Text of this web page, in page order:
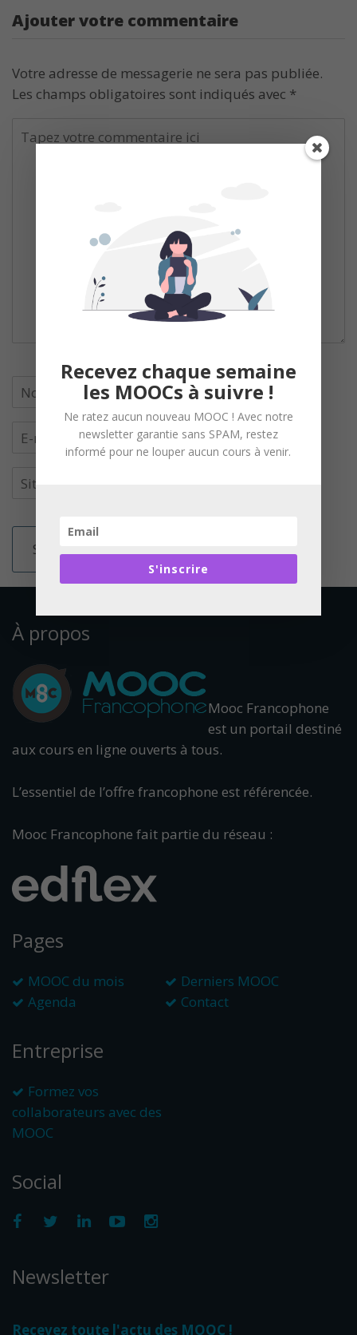
Ajouter votre commentaire
Votre adresse de messagerie ne sera pas publiée.
Les champs obligatoires sont indiqués avec *
À propos
Mooc Francophone
est un portail destiné
aux cours en ligne ouverts à tous.
L’essentiel de l’offre francophone est référencée.
Mooc Francophone fait partie du réseau :
Pages
MOOC du mois
Derniers MOOC
Agenda
Contact
Entreprise
Formez vos
collaborateurs avec des
MOOC
Social
Newsletter
Recevez toute l'actu des MOOC !
Recevez chaque semaine
les MOOCs à suivre !
Ne ratez aucun nouveau MOOC ! Avec notre
newsletter garantie sans SPAM, restez
informé pour ne louper aucun cours à venir.
S'inscrire